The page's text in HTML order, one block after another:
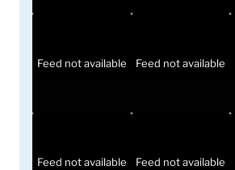
Feed not available Feed not available
Feed not available Feed not available